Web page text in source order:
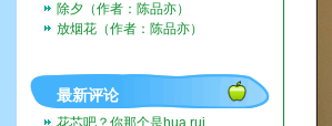
除夕（作者：陈品亦）
放烟花（作者：陈品亦）
最新评论
花芯吧？你那个是hua rui